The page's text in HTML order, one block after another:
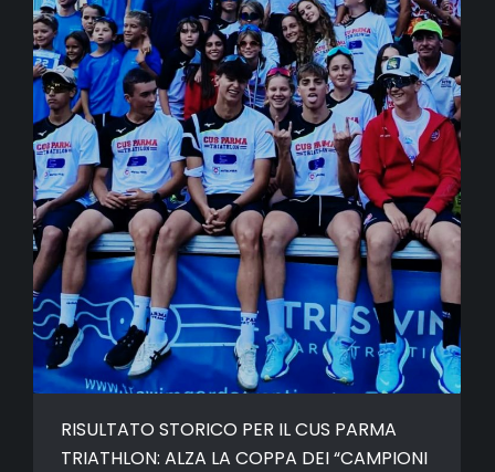
RISULTATO STORICO PER IL CUS PARMA
TRIATHLON: ALZA LA COPPA DEI “CAMPIONI